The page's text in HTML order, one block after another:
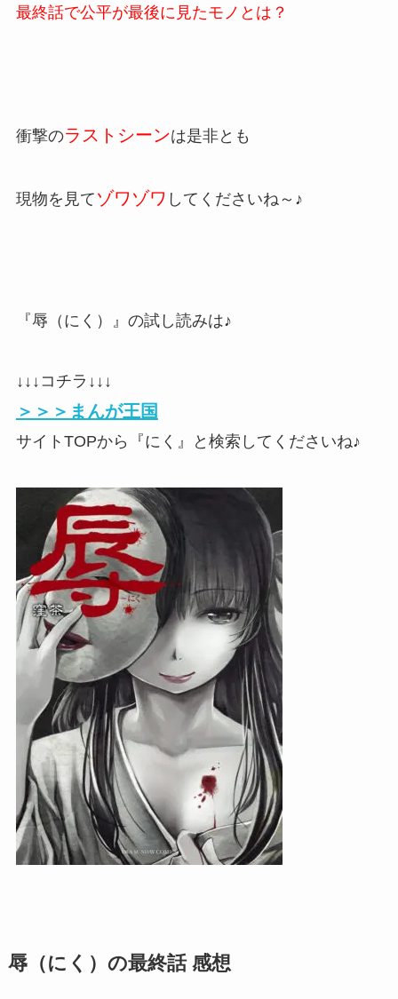
最終話で公平が最後に見たモノとは？
衝撃のラストシーンは是非とも
現物を見て ゾワゾワ してくださいね～♪
『辱（にく）』の試し読みは♪
↓↓↓コチラ↓↓↓
＞＞＞まんが王国
サイトTOPから『にく』と検索してくださいね♪
辱（にく）の最終話 感想